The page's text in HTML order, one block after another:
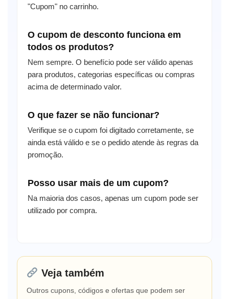
"Cupom" no carrinho.
O cupom de desconto funciona em
todos os produtos?
Nem sempre. O benefício pode ser válido apenas
para produtos, categorias específicas ou compras
acima de determinado valor.
O que fazer se não funcionar?
Verifique se o cupom foi digitado corretamente, se
ainda está válido e se o pedido atende às regras da
promoção.
Posso usar mais de um cupom?
Na maioria dos casos, apenas um cupom pode ser
utilizado por compra.
Veja também
Outros cupons, códigos e ofertas que podem ser